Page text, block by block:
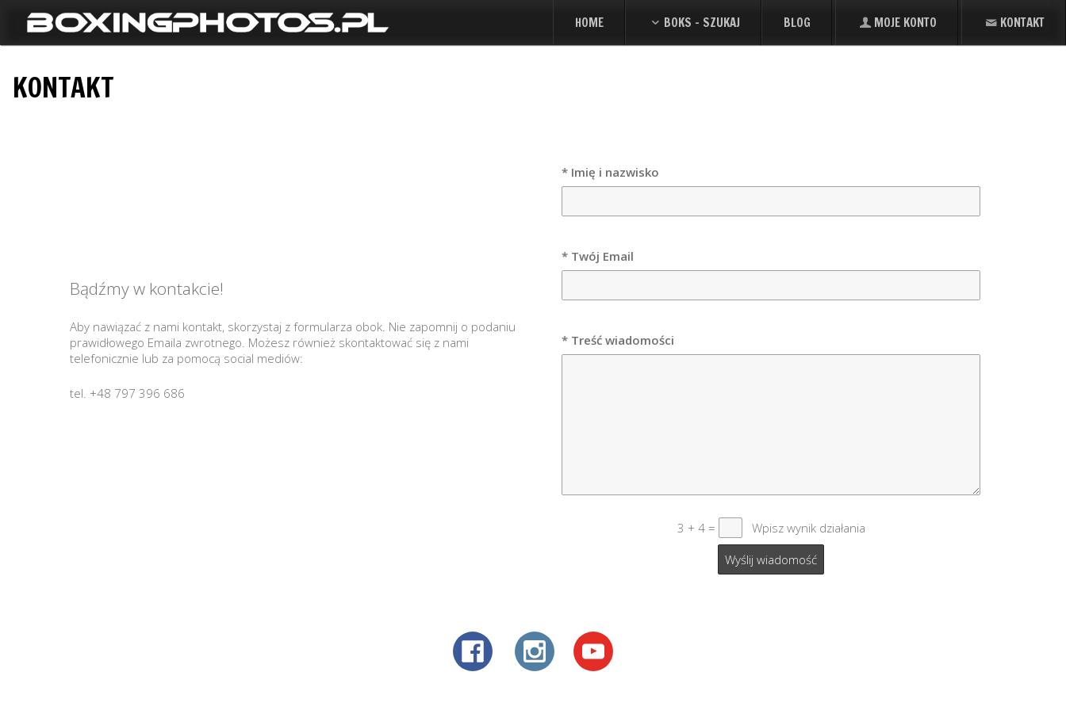
HOME BOKS - SZUKAJ BLOG MOJE KONTO KONTAKT
KONTAKT
Bądźmy w kontakcie!
Aby nawiązać z nami kontakt, skorzystaj z formularza obok. Nie zapomnij o podaniu
prawidłowego Emaila zwrotnego. Możesz również skontaktować się z nami
telefonicznie lub za pomocą social mediów:
tel. +48 797 396 686
* Imię i nazwisko
* Twój Email
* Treść wiadomości
3 + 4 = Wpisz wynik działania